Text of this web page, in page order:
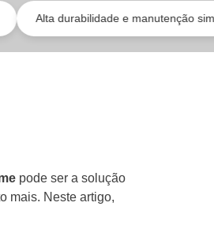
e manutenção simples
pode ser a solução
mais. Neste artigo,